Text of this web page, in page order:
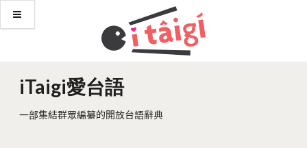
iTaigi愛台語
一部集結群眾編纂的開放台語辭典